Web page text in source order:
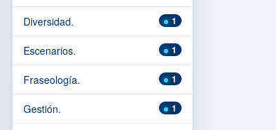
1
Diversidad.
1
Escenarios.
1
Fraseología.
1
Gestión.